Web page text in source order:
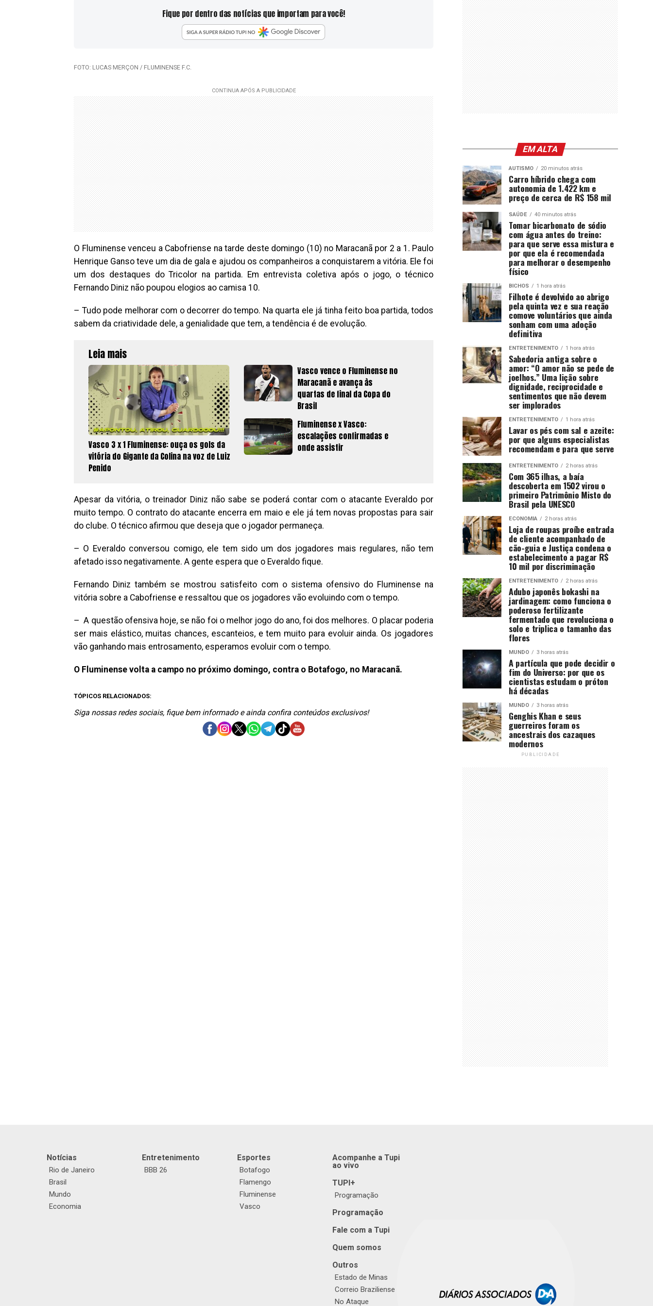
Fique por dentro das notícias que importam para você!
FOTO: LUCAS MERÇON / FLUMINENSE F.C.
O Fluminense venceu a Cabofriense na tarde deste domingo (10) no Maracanã por 2 a 1. Paulo
Henrique Ganso teve um dia de gala e ajudou os companheiros a conquistarem a vitória. Ele foi
um dos destaques do Tricolor na partida. Em entrevista coletiva após o jogo, o técnico
Fernando Diniz não poupou elogios ao camisa 10.
– Tudo pode melhorar com o decorrer do tempo. Na quarta ele já tinha feito boa partida, todos
sabem da criatividade dele, a genialidade que tem, a tendência é de evolução.
Leia mais
Vasco 3 x 1 Fluminense: ouça os gols da
vitória do Gigante da Colina na voz de Luiz
Penido
Vasco vence o Fluminense no
Maracanã e avança às
quartas de final da Copa do
Brasil
Fluminense x Vasco:
escalações confirmadas e
onde assistir
Apesar da vitória, o treinador Diniz não sabe se poderá contar com o atacante Everaldo por
muito tempo. O contrato do atacante encerra em maio e ele já tem novas propostas para sair
do clube. O técnico afirmou que deseja que o jogador permaneça.
– O Everaldo conversou comigo, ele tem sido um dos jogadores mais regulares, não tem
afetado isso negativamente. A gente espera que o Everaldo fique.
Fernando Diniz também se mostrou satisfeito com o sistema ofensivo do Fluminense na
vitória sobre a Cabofriense e ressaltou que os jogadores vão evoluindo com o tempo.
– A questão ofensiva hoje, se não foi o melhor jogo do ano, foi dos melhores. O placar poderia
ser mais elástico, muitas chances, escanteios, e tem muito para evoluir ainda. Os jogadores
vão ganhando mais entrosamento, esperamos evoluir com o tempo.
O Fluminense volta a campo no próximo domingo, contra o Botafogo, no Maracanã.
TÓPICOS RELACIONADOS:
Siga nossas redes sociais, fique bem informado e ainda confira conteúdos exclusivos!
EM ALTA
AUTISMO 20 minutos atrás
Carro híbrido chega com
autonomia de 1.422 km e
preço de cerca de R$ 158 mil
SAÚDE 40 minutos atrás
Tomar bicarbonato de sódio
com água antes do treino:
para que serve essa mistura e
por que ela é recomendada
para melhorar o desempenho
físico
BICHOS 1 hora atrás
Filhote é devolvido ao abrigo
pela quinta vez e sua reação
comove voluntários que ainda
sonham com uma adoção
definitiva
ENTRETENIMENTO 1 hora atrás
Sabedoria antiga sobre o
amor: “O amor não se pede de
joelhos.” Uma lição sobre
dignidade, reciprocidade e
sentimentos que não devem
ser implorados
ENTRETENIMENTO 1 hora atrás
Lavar os pés com sal e azeite:
por que alguns especialistas
recomendam e para que serve
ENTRETENIMENTO 2 horas atrás
Com 365 ilhas, a baía
descoberta em 1502 virou o
primeiro Patrimônio Misto do
Brasil pela UNESCO
ECONOMIA 2 horas atrás
Loja de roupas proíbe entrada
de cliente acompanhado de
cão-guia e Justiça condena o
estabelecimento a pagar R$
10 mil por discriminação
ENTRETENIMENTO 2 horas atrás
Adubo japonês bokashi na
jardinagem: como funciona o
poderoso fertilizante
fermentado que revoluciona o
solo e triplica o tamanho das
flores
MUNDO 3 horas atrás
A partícula que pode decidir o
fim do Universo: por que os
cientistas estudam o próton
há décadas
MUNDO 3 horas atrás
Genghis Khan e seus
guerreiros foram os
ancestrais dos cazaques
modernos
PUBLICIDADE
Notícias
Rio de Janeiro
Brasil
Mundo
Economia
Entretenimento
BBB 26
Esportes
Botafogo
Flamengo
Fluminense
Vasco
Acompanhe a Tupi
ao vivo
TUPI+
Programação
Programação
Fale com a Tupi
Quem somos
Outros
Estado de Minas
Correio Braziliense
No Ataque